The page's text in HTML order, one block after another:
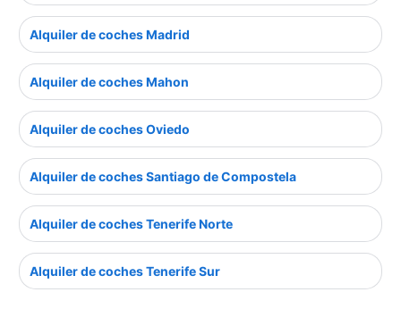
Alquiler de coches Madrid
Alquiler de coches Mahon
Alquiler de coches Oviedo
Alquiler de coches Santiago de Compostela
Alquiler de coches Tenerife Norte
Alquiler de coches Tenerife Sur